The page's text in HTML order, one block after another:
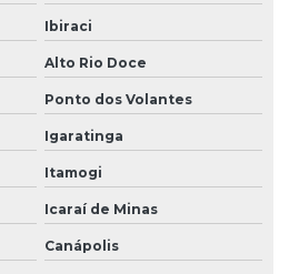
Ibiraci
Alto Rio Doce
Ponto dos Volantes
Igaratinga
Itamogi
Icaraí de Minas
Canápolis